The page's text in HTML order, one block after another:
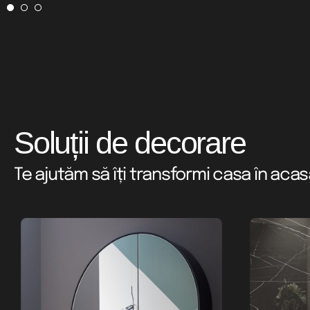
Soluții de decorare
Te ajutăm să îți transformi casa în